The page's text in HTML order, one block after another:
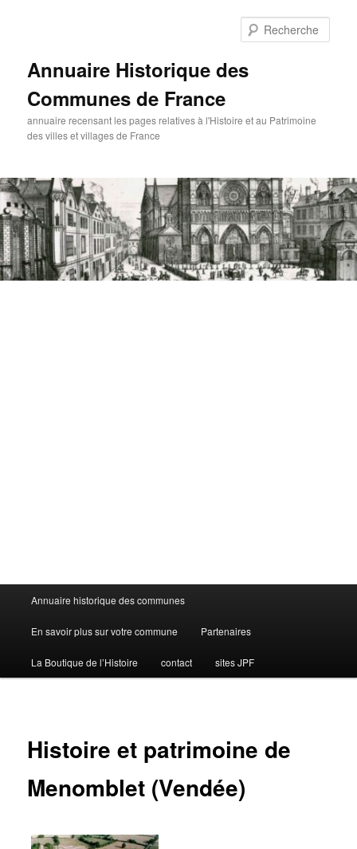
Annuaire Historique des
Communes de France
annuaire recensant les pages relatives à l'Histoire et au Patrimoine
des villes et villages de France
Menu
principal
Annuaire historique des communes
En savoir plus sur votre commune Partenaires
La Boutique de l’Histoire contact sites JPF
Histoire et patrimoine de
Menomblet (Vendée)